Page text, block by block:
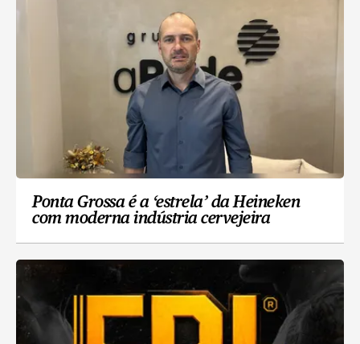
Ponta Grossa é a ‘estrela’ da Heineken
com moderna indústria cervejeira